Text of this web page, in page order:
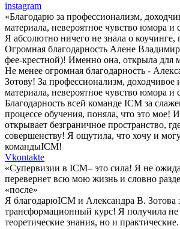
instagram
«Благодарю за профессионализм,
материала, невероятное чувство юмора и
Я абсолютно ничего не знала о коучинге,
Огромная благодарность Алене
фее-крестной)! Именно она, открыла для
Не менее огромная благодарность -
Зотову! За профессионализм, доходчивое
материала, невероятное чувство юмора и
Благодарность всей команде ICM за
процессе обучения, поняла, что это мое!
открывает безграничное пространство,
совершенству! Я ощутила, что хочу и
командыICM!
Vkontakte
«Супервизии в ICM– это сила! Я не
перевернет всю мою жизнь и словно
«после»
Я благодарюICM и Александра В. Зотова
трансформационный курс! Я получила не
теоретические знания, но и